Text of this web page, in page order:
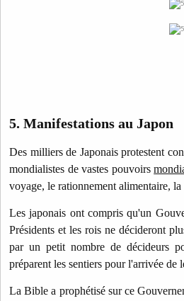
5. Manifestations au Japon
Des milliers de Japonais protestent
mondialistes de vastes pouvoirs
voyage, le rationnement alimentaire,
Les japonais ont compris qu'un
Présidents et les rois ne décideront
par un petit nombre de décideurs
préparent les sentiers pour l'arrivée de
La Bible a prophétisé sur ce